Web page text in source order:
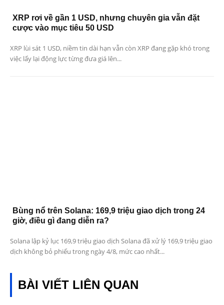
XRP rơi về gần 1 USD, nhưng chuyên gia vẫn đặt
cược vào mục tiêu 50 USD
XRP lùi sát 1 USD, niềm tin dài hạn vẫn còn XRP đang gặp khó trong
việc lấy lại động lực từng đưa giá lên...
Bùng nổ trên Solana: 169,9 triệu giao dịch trong 24
giờ, điều gì đang diễn ra?
Solana lập kỷ lục 169,9 triệu giao dịch Solana đã xử lý 169,9 triệu giao
dịch không bỏ phiếu trong ngày 4/8, mức cao nhất...
BÀI VIẾT LIÊN QUAN